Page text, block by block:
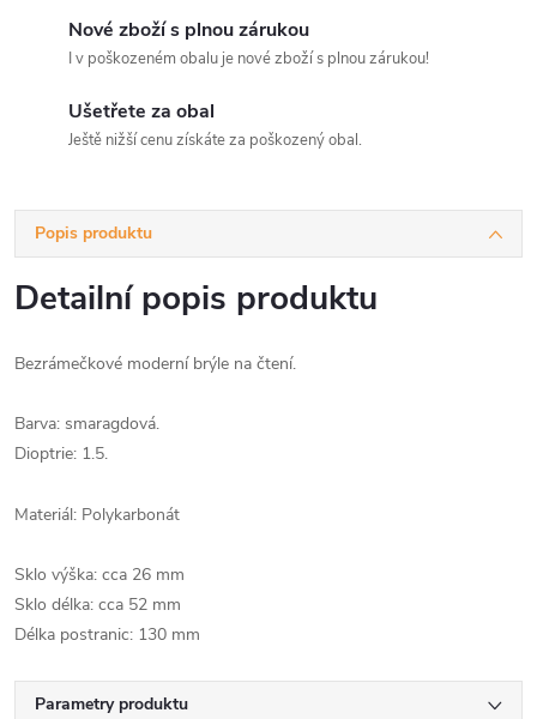
Nové zboží s plnou zárukou
I v poškozeném obalu je nové zboží s plnou zárukou!
Ušetřete za obal
Ještě nižší cenu získáte za poškozený obal.
Popis produktu
Detailní popis produktu
Bezrámečkové moderní brýle na čtení.
Barva: smaragdová.
Dioptrie: 1.5.
Materiál: Polykarbonát
Sklo výška: cca 26 mm
Sklo délka: cca 52 mm
Délka postranic: 130 mm
Parametry produktu